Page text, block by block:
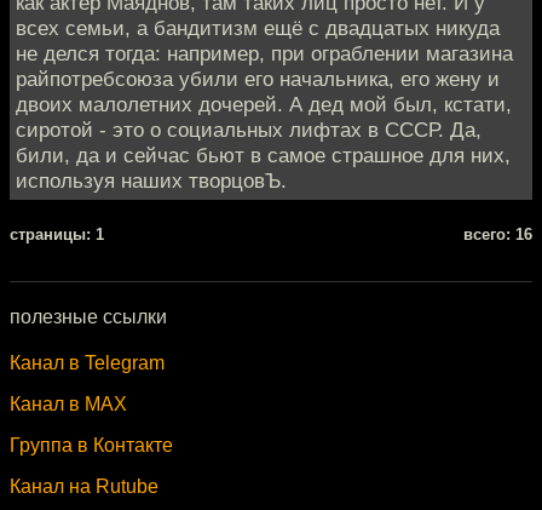
всех семьи, а бандитизм ещё с двадцатых никуда
не делся тогда: например, при ограблении магазина
райпотребсоюза убили его начальника, его жену и
двоих малолетних дочерей. А дед мой был, кстати,
сиротой - это о социальных лифтах в СССР. Да,
били, да и сейчас бьют в самое страшное для них,
используя наших творцовЪ.
cтраницы: 1 всего: 16
полезные ссылки
Канал в Telegram
Канал в MAX
Группа в Контакте
Канал на Rutube